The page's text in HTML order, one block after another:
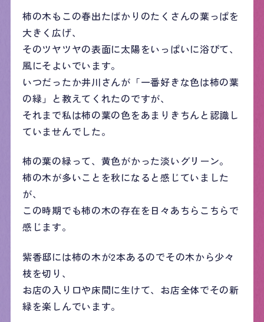
柿の木もこの春出たばかりのたくさんの葉っぱを
大きく広げ、
そのツヤツヤの表面に太陽をいっぱいに浴びて、
風にそよいでいます。
いつだったか井川さんが「一番好きな色は柿の葉
の緑」と教えてくれたのですが、
それまで私は柿の葉の色をあまりきちんと認識し
ていませんでした。
柿の葉の緑って、黄色がかった淡いグリーン。
柿の木が多いことを秋になると感じていました
が、
この時期でも柿の木の存在を日々あちらこちらで
感じます。
紫香邸には柿の木が2本あるのでその木から少々
枝を切り、
お店の入り口や床間に生けて、お店全体でその新
緑を楽しんでいます。